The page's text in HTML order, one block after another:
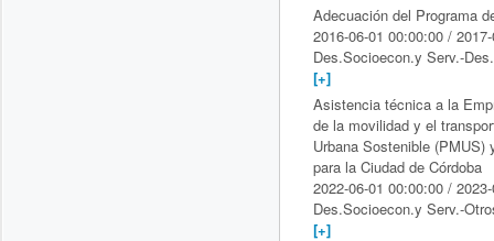
Adecuación del Programa
2016-06-01 00:00:00 /
Des.Socioecon.y Serv.-
[+]
Asistencia técnica a la
de la movilidad y el
Urbana Sostenible
para la Ciudad de Córdoba
2022-06-01 00:00:00 /
Des.Socioecon.y Serv.-
[+]